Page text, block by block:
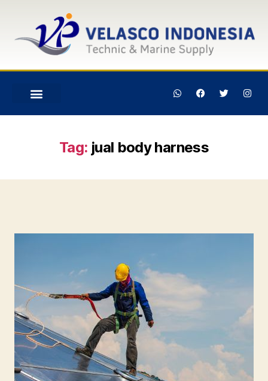
Tag: jual body harness